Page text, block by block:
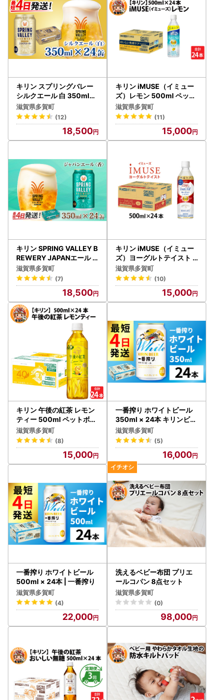
キリン スプリングバレー
シルクエール 白 350ml×
24本
滋賀県多賀町
(12)
18,500
キリン iMUSE（イミュー
ズ）レモン 500ml ペット
ボトル × 24本 | キリン
滋賀県多賀町
(11)
15,000
キリン SPRING VALLEY B
REWERY JAPANエール
香 350ml × 24本 | スプリ
ングバレージャパンエール
滋賀県多賀町
(7)
18,500
キリン iMUSE（イミュー
ズ）ヨーグルトテイスト 5
00ml ペットボトル × 24
本 | キリン 乳酸菌
滋賀県多賀町
(10)
15,000
キリン 午後の紅茶 レモン
ティー 500ml ペットボト
ル × 24本
滋賀県多賀町
(8)
15,000
一番搾り ホワイトビール
350ml × 24本 キリンビー
ル | 一番搾り
滋賀県多賀町
(5)
16,000
一番搾り ホワイトビール
500ml × 24本 | 一番搾り
滋賀県多賀町
(4)
22,000
洗えるベビー布団 プリエ
ールコパン 8点セット
滋賀県多賀町
(0)
98,000